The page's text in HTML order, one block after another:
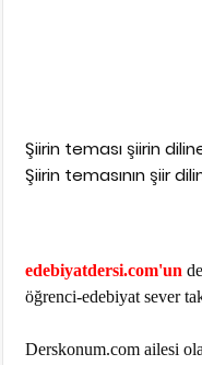
Şiirin teması şiirin
Şiirin temasının şiir
edebiyatdersi.com'un
öğrenci-edebiyat sever
Derskonum.com ailesi